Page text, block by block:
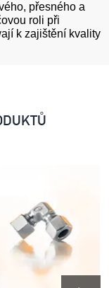
přesného a
roli při
k zajištění kvality